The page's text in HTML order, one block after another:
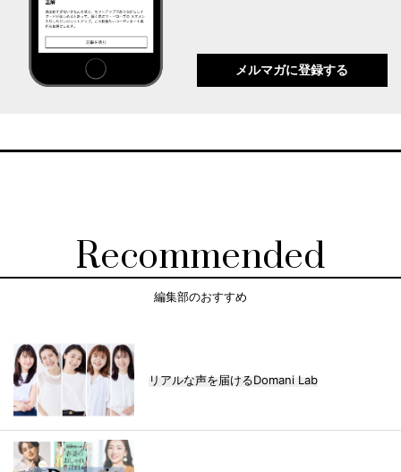
メルマガに登録する
Recommended
編集部のおすすめ
リアルな声を届けるDomani Lab